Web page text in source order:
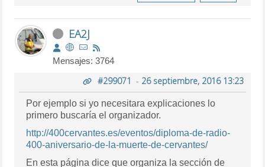
EA2J
Mensajes: 3764
#299071 - 26 septiembre, 2016 13:23
Por ejemplo si yo necesitara explicaciones lo
primero buscaría el organizador.
http://400cervantes.es/eventos/diploma-de-radio-
400-aniversario-de-la-muerte-de-cervantes/
En esta página dice que organiza la sección de